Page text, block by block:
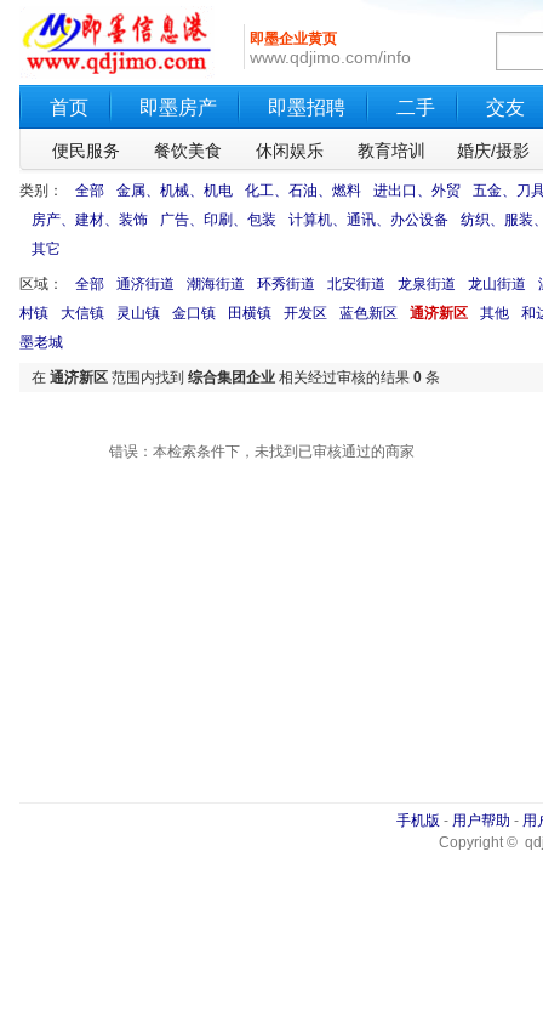
即墨企业黄页
www.qdjimo.com/info
首页 即墨房产 即墨招聘 二手 交友
便民服务 餐饮美食 休闲娱乐 教育培训 婚庆/摄影
类别： 全部 金属、机械、机电 化工、石油、燃料 进出口、外贸
五金、刀
房产、建材、装饰
广告、印刷、包装 计算机、通讯、办公设备
纺织、服装
其它
区域： 全部 通济街道 潮海街道 环秀街道 北安街道 龙泉街道 龙山街道
村镇
大信镇 灵山镇 金口镇 田横镇 开发区 蓝色新区 通济新区 其他
和
墨老城
在 通济新区 范围内找到 综合集团企业 相关经过审核的结果 0 条
错误：本检索条件下，未找到已审核通过的商家
手机版 - 用户帮助 - 用
Copyright ©